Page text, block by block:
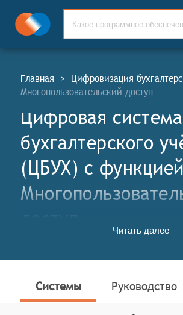
Главная > Цифровизация
Многопользовательский доступ
Цифровая система
бухгалтерского
(ЦБУХ) c функцией
технологий, предназначенных для
финансовых процессов в
Читать далее
Системы Руководство